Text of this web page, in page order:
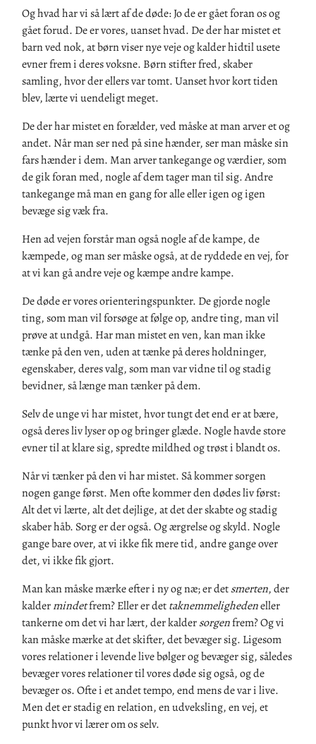
Og hvad har vi så lært af de døde: Jo de er gået foran os og
gået forud. De er vores, uanset hvad. De der har mistet et
barn ved nok, at børn viser nye veje og kalder hidtil usete
evner frem i deres voksne. Børn stifter fred, skaber
samling, hvor der ellers var tomt. Uanset hvor kort tiden
blev, lærte vi uendeligt meget.
De der har mistet en forælder, ved måske at man arver et og
andet. Når man ser ned på sine hænder, ser man måske sin
fars hænder i dem. Man arver tankegange og værdier, som
de gik foran med, nogle af dem tager man til sig. Andre
tankegange må man en gang for alle eller igen og igen
bevæge sig væk fra.
Hen ad vejen forstår man også nogle af de kampe, de
kæmpede, og man ser måske også, at de ryddede en vej, for
at vi kan gå andre veje og kæmpe andre kampe.
De døde er vores orienteringspunkter. De gjorde nogle
ting, som man vil forsøge at følge op, andre ting, man vil
prøve at undgå. Har man mistet en ven, kan man ikke
tænke på den ven, uden at tænke på deres holdninger,
egenskaber, deres valg, som man var vidne til og stadig
bevidner, så længe man tænker på dem.
Selv de unge vi har mistet, hvor tungt det end er at bære,
også deres liv lyser op og bringer glæde. Nogle havde store
evner til at klare sig, spredte mildhed og trøst i blandt os.
Når vi tænker på den vi har mistet. Så kommer sorgen
nogen gange først. Men ofte kommer den dødes liv først:
Alt det vi lærte, alt det dejlige, at det der skabte og stadig
skaber håb. Sorg er der også. Og ærgrelse og skyld. Nogle
gange bare over, at vi ikke fik mere tid, andre gange over
det, vi ikke fik gjort.
Man kan måske mærke efter i ny og næ; er detsmerten, der
kaldermindetfrem? Eller er dettaknemmelighedeneller
tankerne om det vi har lært, der kaldersorgenfrem? Og vi
kan måske mærke at det skifter, det bevæger sig. Ligesom
vores relationer i levende live bølger og bevæger sig, således
bevæger vores relationer til vores døde sig også, og de
bevæger os. Ofte i et andet tempo, end mens de var i live.
Men det er stadig en relation, en udveksling, en vej, et
punkt hvor vi lærer om os selv.